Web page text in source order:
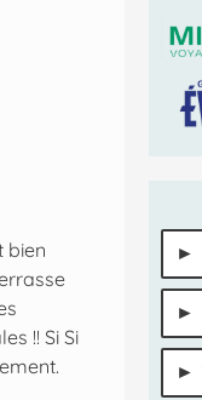
bien
!! Si Si